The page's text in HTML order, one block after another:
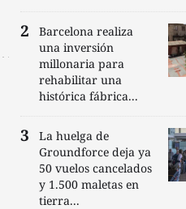
Barcelona realiza
una inversión
millonaria para
rehabilitar una
histórica fábrica...
La huelga de
Groundforce deja ya
50 vuelos cancelados
y 1.500 maletas en
tierra...